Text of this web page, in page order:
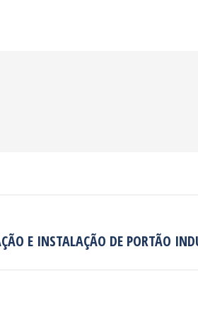
E INSTALAÇÃO DE PORTÃO